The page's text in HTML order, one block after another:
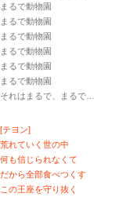
まるで動物園
まるで動物園
まるで動物園
まるで動物園
まるで動物園
まるで動物園
それはまるで、まるで…
[テヨン]
荒れていく世の中
何も信じられなくて
だから全部食べつくす
この王座を守り抜く